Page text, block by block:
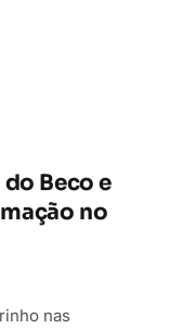
Beco e
no
nas